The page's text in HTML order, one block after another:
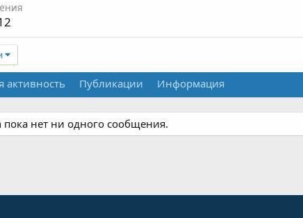
активность Публикации Информация
пока нет ни одного сообщения.